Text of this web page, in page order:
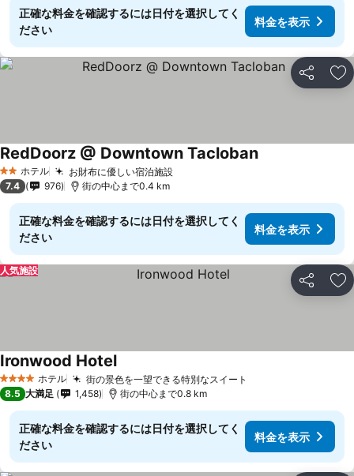
正確な料金を確認するには日付を選択してく
ださい
料金を表示
シェア お
2 ホテルのランク
ホテル お財布に優しい宿泊施設
RedDoorz @ Downtown Tacloban
7.4 976 街の中心まで0.4 km
正確な料金を確認するには日付を選択してく
ださい
料金を表示
シェア お
人気施設
4 ホテルのランク
ホテル 街の景色を一望できる特別なスイート
Ironwood Hotel
8.5 大満足 1,458 街の中心まで0.8 km
正確な料金を確認するには日付を選択してく
ださい
料金を表示